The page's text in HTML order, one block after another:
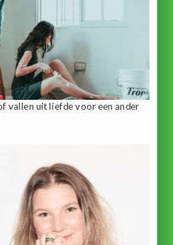
vallen uit liefde voor een ander